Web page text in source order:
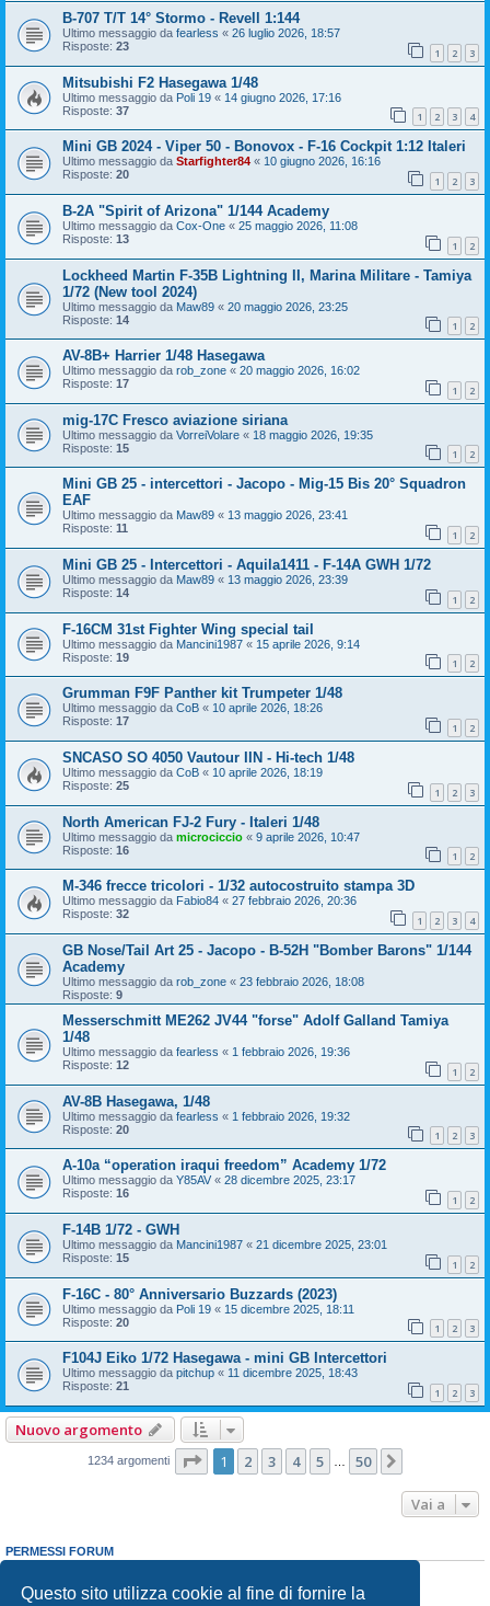
Questo sito utilizza cookie al fine di fornire la
B-707 T/T 14° Stormo - Revell 1:144
Ultimo messaggio da fearless « 26 luglio 2026, 18:57
Risposte: 23 1 2 3
Mitsubishi F2 Hasegawa 1/48
Ultimo messaggio da Poli 19 « 14 giugno 2026, 17:16
Risposte: 37 1 2 3 4
Mini GB 2024 - Viper 50 - Bonovox - F-16 Cockpit 1:12 Italeri
Ultimo messaggio da Starfighter84 « 10 giugno 2026, 16:16
Risposte: 20 1 2 3
B-2A "Spirit of Arizona" 1/144 Academy
Ultimo messaggio da Cox-One « 25 maggio 2026, 11:08
Risposte: 13 1 2
Lockheed Martin F-35B Lightning II, Marina Militare - Tamiya
1/72 (New tool 2024)
Ultimo messaggio da Maw89 « 20 maggio 2026, 23:25
Risposte: 14 1 2
AV-8B+ Harrier 1/48 Hasegawa
Ultimo messaggio da rob_zone « 20 maggio 2026, 16:02
Risposte: 17 1 2
mig-17C Fresco aviazione siriana
Ultimo messaggio da VorreiVolare « 18 maggio 2026, 19:35
Risposte: 15 1 2
Mini GB 25 - intercettori - Jacopo - Mig-15 Bis 20° Squadron
EAF
Ultimo messaggio da Maw89 « 13 maggio 2026, 23:41
Risposte: 11 1 2
Mini GB 25 - Intercettori - Aquila1411 - F-14A GWH 1/72
Ultimo messaggio da Maw89 « 13 maggio 2026, 23:39
Risposte: 14 1 2
F-16CM 31st Fighter Wing special tail
Ultimo messaggio da Mancini1987 « 15 aprile 2026, 9:14
Risposte: 19 1 2
Grumman F9F Panther kit Trumpeter 1/48
Ultimo messaggio da CoB « 10 aprile 2026, 18:26
Risposte: 17 1 2
SNCASO SO 4050 Vautour IIN - Hi-tech 1/48
Ultimo messaggio da CoB « 10 aprile 2026, 18:19
Risposte: 25 1 2 3
North American FJ-2 Fury - Italeri 1/48
Ultimo messaggio da microciccio « 9 aprile 2026, 10:47
Risposte: 16 1 2
M-346 frecce tricolori - 1/32 autocostruito stampa 3D
Ultimo messaggio da Fabio84 « 27 febbraio 2026, 20:36
Risposte: 32 1 2 3 4
GB Nose/Tail Art 25 - Jacopo - B-52H "Bomber Barons" 1/144
Academy
Ultimo messaggio da rob_zone « 23 febbraio 2026, 18:08
Risposte: 9
Messerschmitt ME262 JV44 "forse" Adolf Galland Tamiya
1/48
Ultimo messaggio da fearless « 1 febbraio 2026, 19:36
Risposte: 12 1 2
AV-8B Hasegawa, 1/48
Ultimo messaggio da fearless « 1 febbraio 2026, 19:32
Risposte: 20 1 2 3
A-10a “operation iraqui freedom” Academy 1/72
Ultimo messaggio da Y85AV « 28 dicembre 2025, 23:17
Risposte: 16 1 2
F-14B 1/72 - GWH
Ultimo messaggio da Mancini1987 « 21 dicembre 2025, 23:01
Risposte: 15 1 2
F-16C - 80° Anniversario Buzzards (2023)
Ultimo messaggio da Poli 19 « 15 dicembre 2025, 18:11
Risposte: 20 1 2 3
F104J Eiko 1/72 Hasegawa - mini GB Intercettori
Ultimo messaggio da pitchup « 11 dicembre 2025, 18:43
Risposte: 21 1 2 3
Nuovo argomento
1234 argomenti Pagina di 50
1 2 3 4 5 50
Vai a
PERMESSI FORUM
Non puoirispondere negli argomenti
Non puoimodificare i tuoi messaggi